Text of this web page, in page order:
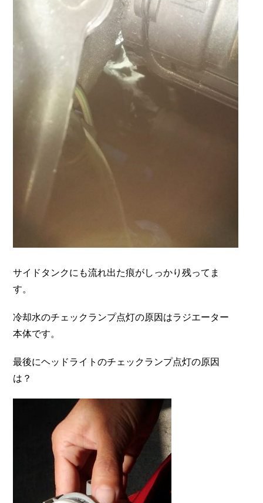
サイドタンクにも流れ出た痕がしっかり残ってま
す。
冷却水のチェックランプ点灯の原因はラジエーター
本体です。
最後にヘッドライトのチェックランプ点灯の原因
は？